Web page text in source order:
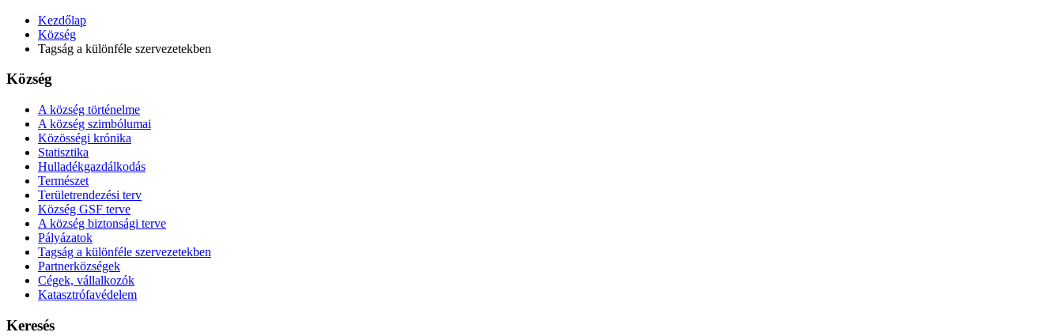
Kezdőlap
Község
Tagság a különféle szervezetekben
Község
A község történelme
A község szimbólumai
Közösségi krónika
Statisztika
Hulladékgazdálkodás
Természet
Területrendezési terv
Község GSF terve
A község biztonsági terve
Pályázatok
Tagság a különféle szervezetekben
Partnerközségek
Cégek, vállalkozók
Katasztrófavédelem
Keresés